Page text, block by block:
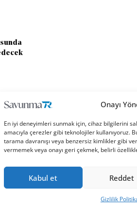
Onayı
En iyi deneyimleri sunmak için, cihaz bilgilerini
amacıyla çerezler gibi teknolojiler kullanıyoruz.
tarama davranışı veya benzersiz kimlikler gibi
vermemek veya onayı geri çekmek, belirli
Kabul et Reddet
Gizlilik